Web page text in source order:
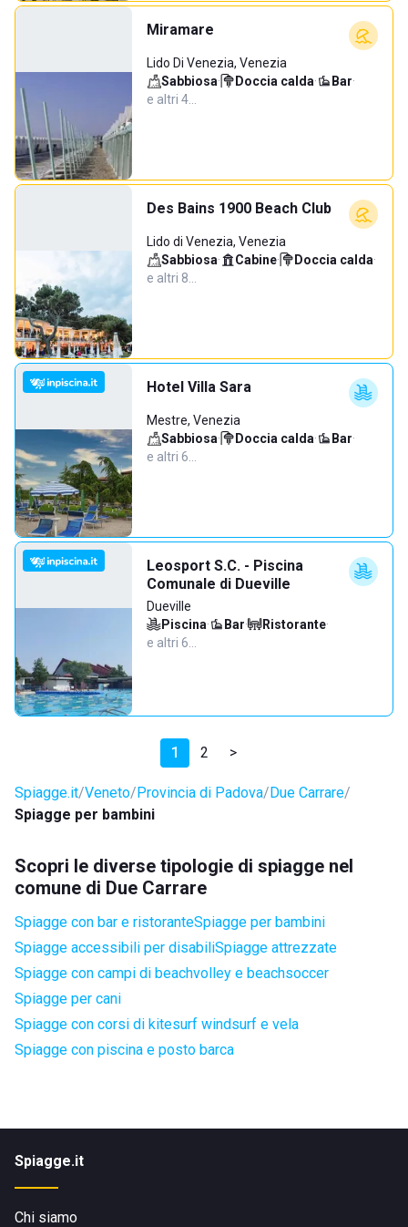
Miramare
Lido Di Venezia, Venezia
Sabbiosa· Doccia calda· Bar·
e altri 4…
Des Bains 1900 Beach Club
Lido di Venezia, Venezia
Sabbiosa· Cabine· Doccia calda·
e altri 8…
Hotel Villa Sara
Mestre, Venezia
Sabbiosa· Doccia calda· Bar·
e altri 6…
Leosport S.C. - Piscina
Comunale di Dueville
Dueville
Piscina· Bar· Ristorante·
e altri 6…
1 2 >
Spiagge.it Veneto Provincia di Padova Due Carrare
Spiagge per bambini
Scopri le diverse tipologie di spiagge nel
comune di Due Carrare
Spiagge con bar e ristoranteSpiagge per bambini
Spiagge accessibili per disabiliSpiagge attrezzate
Spiagge con campi di beachvolley e beachsoccer
Spiagge per cani
Spiagge con corsi di kitesurf windsurf e vela
Spiagge con piscina e posto barca
Spiagge.it
Chi siamo